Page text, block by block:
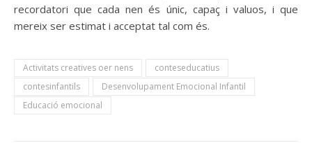
recordatori que cada nen és únic, capaç i valuos, i que
mereix ser estimat i acceptat tal com és.
Activitats creatives oer nens
conteseducatius
contesinfantils
Desenvolupament Emocional Infantil
Educació emocional